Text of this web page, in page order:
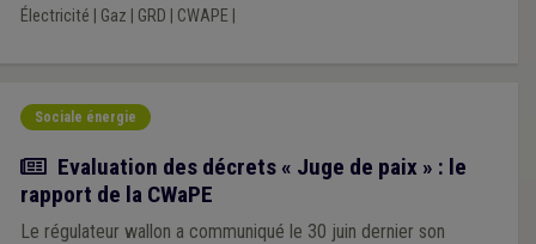
Électricité Gaz GRD CWAPE
Sociale énergie
Actualité
Evaluation des décrets « Juge de paix » : le
rapport de la CWaPE
Le régulateur wallon a communiqué le 30 juin dernier son